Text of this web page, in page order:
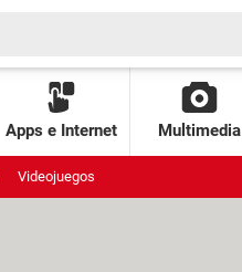
Apps e Internet Multimedia
Videojuegos